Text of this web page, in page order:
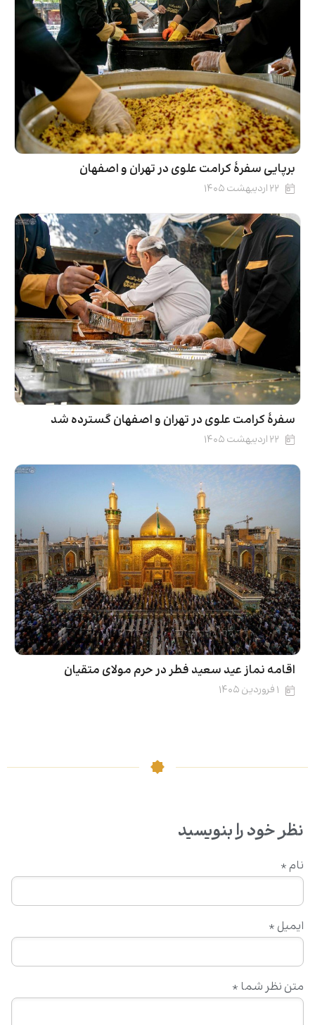
برپایی سفرۀ کرامت علوی در تهران و اصفهان
۲۲ اردیبهشت ۱۴۰۵
سفرۀ کرامت علوی در تهران و اصفهان گسترده شد
۲۲ اردیبهشت ۱۴۰۵
اقامه نماز عید سعید فطر در حرم مولای متقیان
۱ فروردین ۱۴۰۵
نظر خود را بنویسید
متن نظر شما *
نام *
ایمیل *